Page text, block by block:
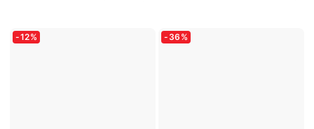
-12% - 36 %